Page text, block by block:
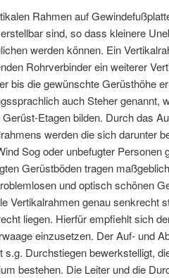
Rahmen auf
sind, so dass kleinere
werden können. Ein
Rohrverbinder ein weiterer
bis die gewünschte Gerüsthöhe
auch Steher genannt,
Gerüst-Etagen bilden. Durch das
werden die sich darunter
Sog oder unbefugter Personen
Gerüstböden tragen
und optisch schönen
Vertikalrahmen genau senkrecht
liegen. Hierfür empfiehlt sich
einzusetzen. Der Auf- und
s.g. Durchstiegen bewerkstelligt,
bestehen. Die Leiter und die